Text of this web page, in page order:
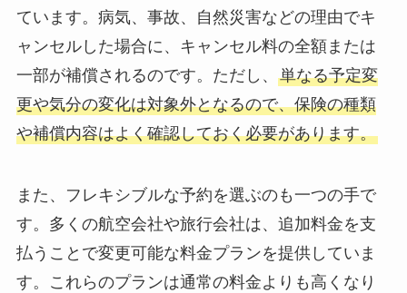
ています。病気、事故、自然災害などの理由でキ
ャンセルした場合に、キャンセル料の全額または
一部が補償されるのです。ただし、 単なる予定変
更や気分の変化は対象外となるので、保険の種類
や補償内容はよく確認しておく必要があります。
また、フレキシブルな予約を選ぶのも一つの手で
す。多くの航空会社や旅行会社は、追加料金を支
払うことで変更可能な料金プランを提供していま
す。これらのプランは通常の料金よりも高くなり